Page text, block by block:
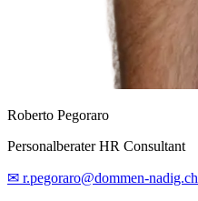
Roberto Pegoraro
Personalberater HR Consultant
✉ r.pegoraro@dommen-nadig.ch